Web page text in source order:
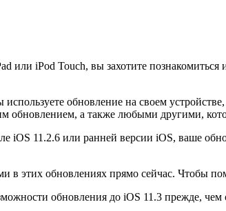
или iPod Touch, вы захотите
обновление на своем
обновлением, а также любыми другими,
iOS 11.2.6 или ранней версии iOS, ваше
в этих обновлениях прямо сейчас. Чтобы
обновления до iOS 11.3 прежде,